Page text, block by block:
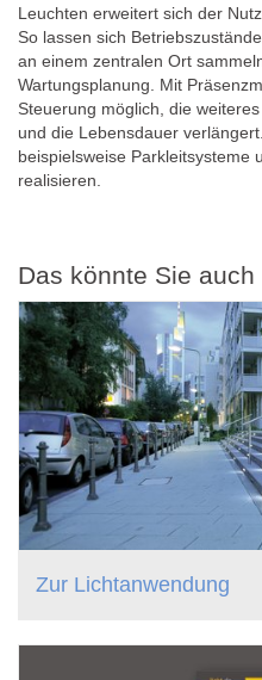
Leuchten erweitert sich der
So lassen sich
an einem zentralen Ort
Wartungsplanung. Mit
Steuerung möglich, die
und die Lebensdauer
beispielsweise Parkleitsysteme
realisieren.
Das könnte Sie
Zur Lichtanwendung